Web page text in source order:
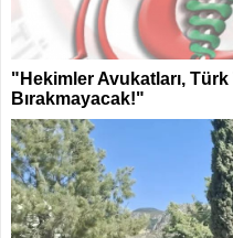
"Hekimler Avukatları,
Bırakmayacak!"